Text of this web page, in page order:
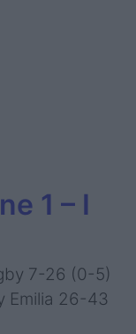
1 – I
7-26 (0-5)
Emilia 26-43